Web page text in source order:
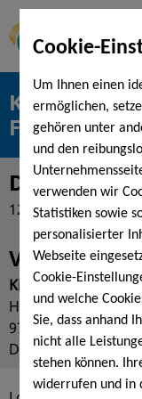
Cookie-
Um Ihnen einen
ermöglichen,
gehören unter
und den
verwenden wir
Statistiken sowie
personalisierter
Webseite
Cookie-
und welche
Sie, dass anhand
nicht alle
stehen können.
widerrufen und in
KissSalis
Flunkyballs"
Datum
12.11.2020
KissSalis Therme,
Heiligenfelder Allee
97688 Bad
Deutschland